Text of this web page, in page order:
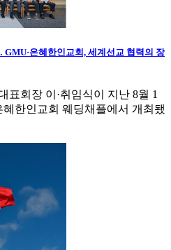
은혜한인교회, 세계선교 협력의 장
표회장 이·취임식이 지난 8월 1
혜한인교회 웨딩채플에서 개최됐